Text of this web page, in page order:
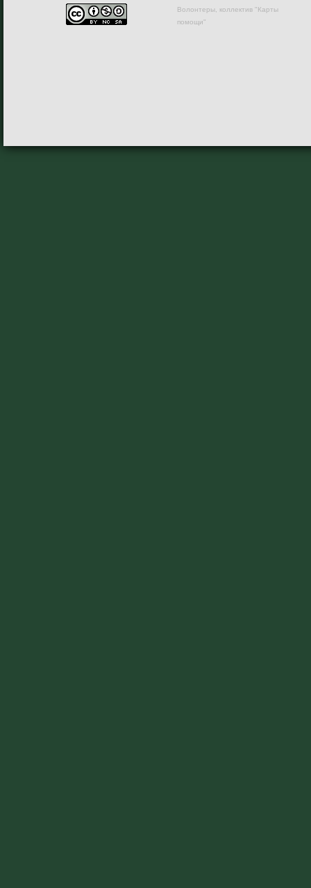
Волонтеры, коллектив "Карты
помощи"